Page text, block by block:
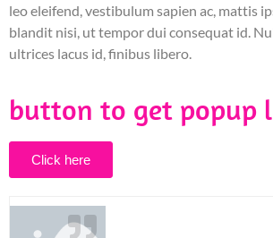
leo eleifend, vestibulum sapien ac, mattis
blandit nisi, ut tempor dui consequat id.
ultrices lacus id, finibus libero.
button to get popup
Click here